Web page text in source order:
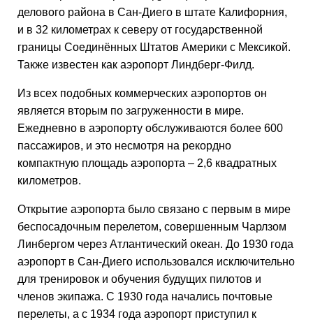
делового района в Сан-Диего в штате Калифорния,
и в 32 километрах к северу от государственной
границы Соединённых Штатов Америки с Мексикой.
Также известен как аэропорт Линдберг-Филд.
Из всех подобных коммерческих аэропортов он
является вторым по загруженности в мире.
Ежедневно в аэропорту обслуживаются более 600
пассажиров, и это несмотря на рекордно
компактную площадь аэропорта – 2,6 квадратных
километров.
Открытие аэропорта было связано с первым в мире
беспосадочным перелетом, совершенным Чарлзом
Линбергом через Атлантический океан. До 1930 года
аэропорт в Сан-Диего использовался исключительно
для тренировок и обучения будущих пилотов и
членов экипажа. С 1930 года начались почтовые
перелеты, а с 1934 года аэропорт приступил к